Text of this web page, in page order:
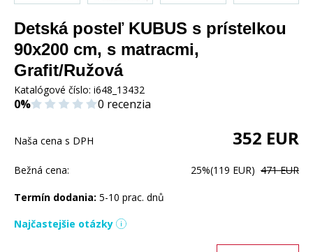
Detská posteľ KUBUS s prístelkou
90x200 cm, s matracmi,
Grafit/Ružová
Katalógové číslo: i648_13432
0% 0 recenzia
Naša cena s DPH 352 EUR
Bežná cena: 25%(119 EUR) 471 EUR
Termín dodania: 5-10 prac. dnů
Najčastejšie otázky